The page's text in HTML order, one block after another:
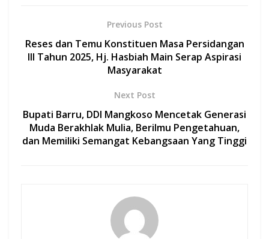
o
o
A
p
er l
Previous Post
Reses dan Temu Konstituen Masa Persidangan
III Tahun 2025, Hj. Hasbiah Main Serap Aspirasi
Masyarakat
Next Post
Bupati Barru, DDI Mangkoso Mencetak Generasi
Muda Berakhlak Mulia, Berilmu Pengetahuan,
dan Memiliki Semangat Kebangsaan Yang Tinggi